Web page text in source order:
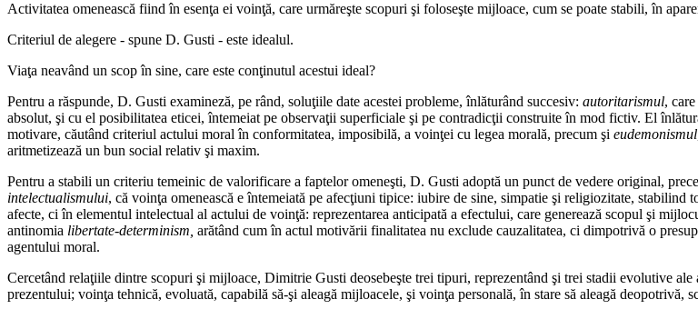
Activitatea omenească fiind în esenţa ei voinţă, care urmăreşte scopuri şi foloseşte mijloace, cum se poate stabili, în
Criteriul de alegere - spune D. Gusti - este idealul.
Viaţa neavând un scop în sine, care este conţinutul acestui ideal?
Pentru a răspunde, D. Gusti examineză, pe rând, soluţiile date acestei probleme, înlăturând succesiv: autoritarismul,
absolut, şi cu el posibilitatea eticei, întemeiat pe observaţii superficiale şi pe contradicţii construite în mod fictiv. El
motivare, căutând criteriul actului moral în conformitatea, imposibilă, a voinţei cu legea morală, precum şi eudemonismul
aritmetizează un bun social relativ şi maxim.
Pentru a stabili un criteriu temeinic de valorificare a faptelor omeneşti, D. Gusti adoptă un punct de vedere original,
intelectualismului, că voinţa omenească e întemeiată pe afecţiuni tipice: iubire de sine, simpatie şi religiozitate, stabilind
afecte, ci în elementul intelectual al actului de voinţă: reprezentarea anticipată a efectului, care generează scopul şi
antinomia libertate-determinism, arătând cum în actul motivării finalitatea nu exclude cauzalitatea, ci dimpotrivă o
agentului moral.
Cercetând relaţiile dintre scopuri şi mijloace, Dimitrie Gusti deosebeşte trei tipuri, reprezentând şi trei stadii evolutive
prezentului; voinţa tehnică, evoluată, capabilă să-şi aleagă mijloacele, şi voinţa personală, în stare să aleagă deopotrivă,